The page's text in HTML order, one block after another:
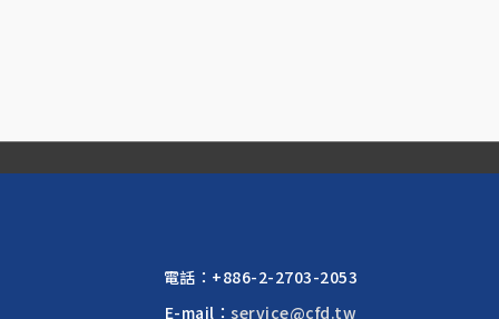
電話： +886-2-2703-2053
E-mail：service@cfd.tw